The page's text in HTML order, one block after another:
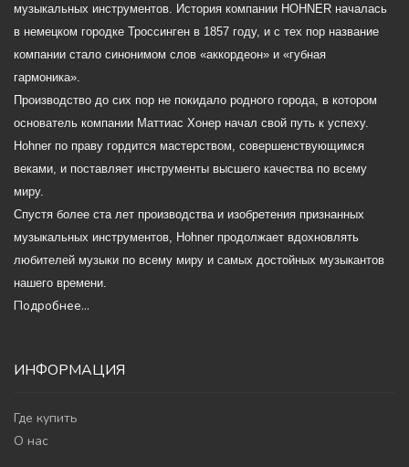
музыкальных инструментов. История компании HOHNER началась
в немецком городке Троссинген в 1857 году, и с тех пор название
компании стало синонимом слов «аккордеон» и «губная
гармоника».
Производство до сих пор не покидало родного города, в котором
основатель компании Маттиас Хонер начал свой путь к успеху.
Hohner по праву гордится мастерством, совершенствующимся
веками, и поставляет инструменты высшего качества по всему
миру.
Спустя более ста лет производства и изобретения признанных
музыкальных инструментов, Hohner продолжает вдохновлять
любителей музыки по всему миру и самых достойных музыкантов
нашего времени.
Подробнее...
ИНФОРМАЦИЯ
Где купить
О нас